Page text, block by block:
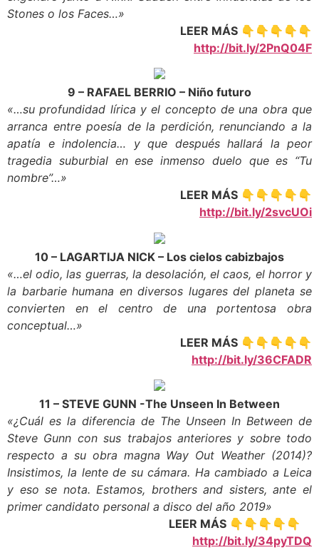
Stones o los Faces…»
LEER MÁS 👇👇👇👇👇
http://bit.ly/2PnQ04F
9 – RAFAEL BERRIO – Niño futuro
«…su profundidad lírica y el concepto de una obra que
arranca entre poesía de la perdición, renunciando a la
apatía e indolencia… y que después hallará la peor
tragedia suburbial en ese inmenso duelo que es “Tu
nombre”…»
LEER MÁS 👇👇👇👇👇
http://bit.ly/2svcUOi
10 – LAGARTIJA NICK – Los cielos cabizbajos
«…el odio, las guerras, la desolación, el caos, el horror y
la barbarie humana en diversos lugares del planeta se
convierten en el centro de una portentosa obra
conceptual…»
LEER MÁS 👇👇👇👇👇
http://bit.ly/36CFADR
11 – STEVE GUNN -The Unseen In Between
«¿Cuál es la diferencia de The Unseen In Between de
Steve Gunn con sus trabajos anteriores y sobre todo
respecto a su obra magna Way Out Weather (2014)?
Insistimos, la lente de su cámara. Ha cambiado a Leica
y eso se nota. Estamos, brothers and sisters, ante el
primer candidato personal a disco del año 2019»
LEER MÁS 👇👇👇👇👇
http://bit.ly/34pyTDQ